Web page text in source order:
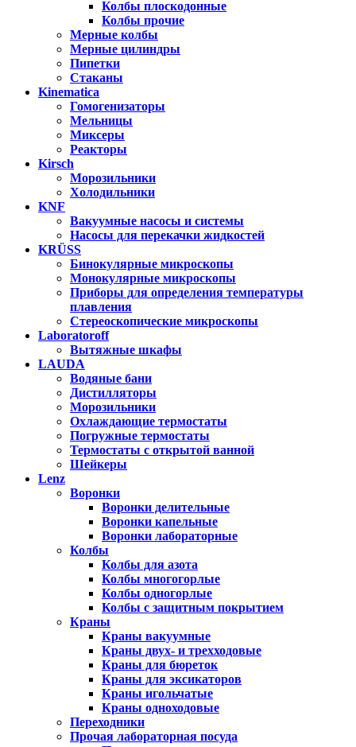
Колбы плоскодонные
Колбы прочие
Мерные колбы
Мерные цилиндры
Пипетки
Стаканы
Kinematica
Гомогенизаторы
Мельницы
Миксеры
Реакторы
Kirsch
Морозильники
Холодильники
KNF
Вакуумные насосы и системы
Насосы для перекачки жидкостей
KRÜSS
Бинокулярные микроскопы
Монокулярные микроскопы
Приборы для определения температуры
плавления
Стереоскопические микроскопы
Laboratoroff
Вытяжные шкафы
LAUDA
Водяные бани
Дистилляторы
Морозильники
Охлаждающие термостаты
Погружные термостаты
Термостаты с открытой ванной
Шейкеры
Lenz
Воронки
Воронки делительные
Воронки капельные
Воронки лабораторные
Колбы
Колбы для азота
Колбы многогорлые
Колбы одногорлые
Колбы с защитным покрытием
Краны
Краны вакуумные
Краны двух- и трехходовые
Краны для бюреток
Краны для эксикаторов
Краны игольчатые
Краны одноходовые
Переходники
Прочая лабораторная посуда